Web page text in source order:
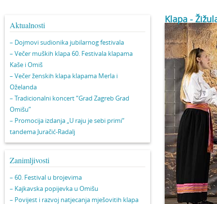
Aktualnosti
– Dojmovi sudionika jubilarnog festivala
– Večer muških klapa 60. Festivala klapama
Kaše i Omiš
– Večer ženskih klapa klapama Merla i
Oželanda
– Tradicionalni koncert “Grad Zagreb Grad
Omišu”
– Promocija izdanja „U raju je sebi primi“
tandema Juračić-Radalj
Zanimljivosti
– 60. Festival u brojevima
– Kajkavska popijevka u Omišu
– Povijest i razvoj natjecanja mješovitih klapa
Klapa -